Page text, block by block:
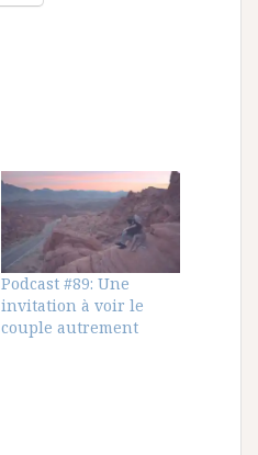
Podcast #89: Une
invitation à voir le
couple autrement